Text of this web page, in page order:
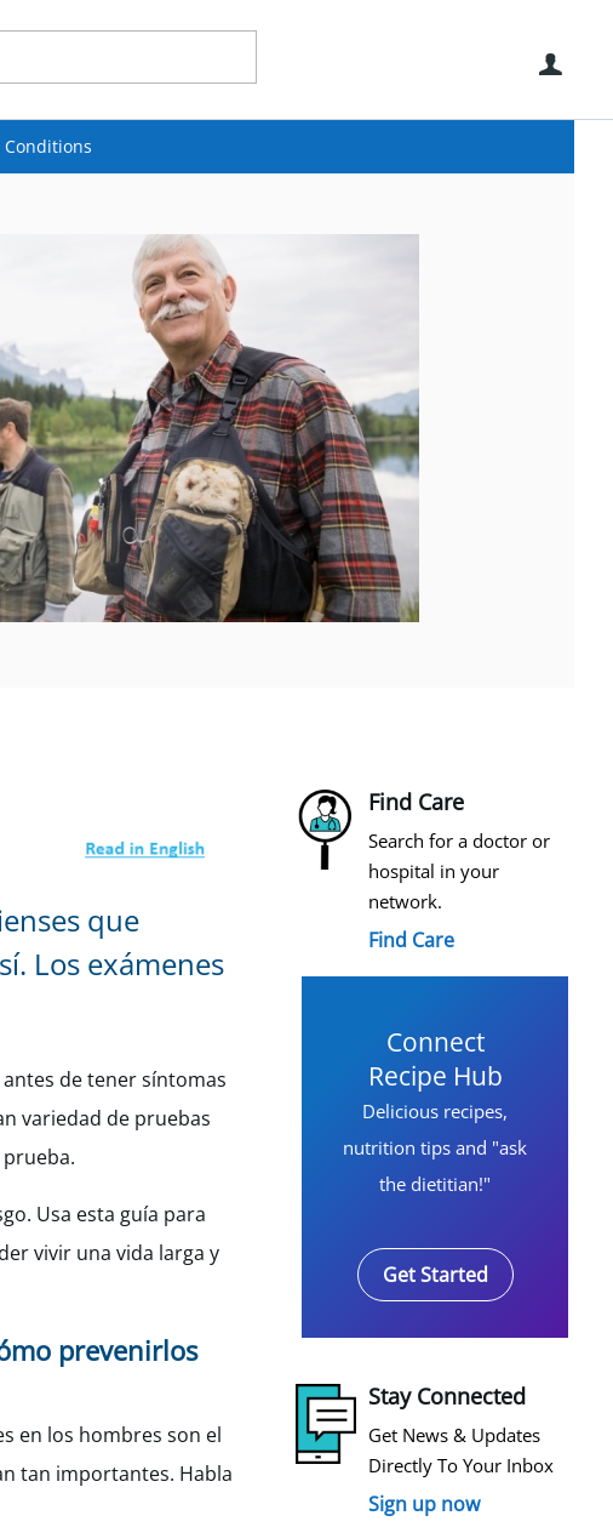
Conditions
Find Care
Search for a doctor or
hospital in your
network.
Find Care
Connect
Recipe Hub
Delicious recipes,
nutrition tips and "ask
the dietitian!"
Get Started
Stay Connected
Get News & Updates
Directly To Your Inbox
Sign up now
que
Los exámenes
de tener síntomas
variedad de pruebas
Usa esta guía para
vivir una vida larga y
prevenirlos
en los hombres son el
tan importantes. Habla